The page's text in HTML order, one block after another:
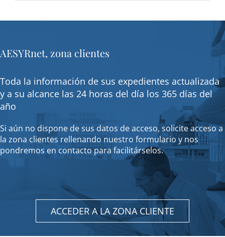
AESYRnet, zona clientes
Toda la información de sus expedientes actualizada
y a su alcance las 24 horas del día los 365 días del
año
Si aún no dispone de sus datos de acceso, solicite acceso a
la zona clientes rellenando nuestro formulario y nos
pondremos en contacto para facilitárselos.
ACCEDER A LA ZONA CLIENTE